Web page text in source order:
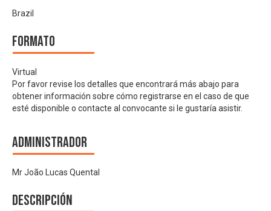
Brazil
Formato
Virtual
Por favor revise los detalles que encontrará más abajo para
obtener información sobre cómo registrarse en el caso de que
esté disponible o contacte al convocante si le gustaría asistir.
Administrador
Mr João Lucas Quental
Descripción